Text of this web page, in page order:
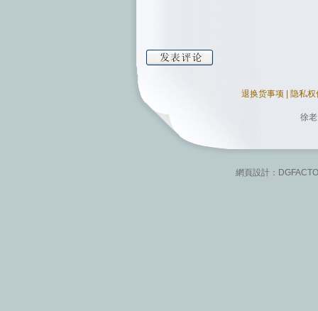
退换货事项 隐私
徐
網頁設計：